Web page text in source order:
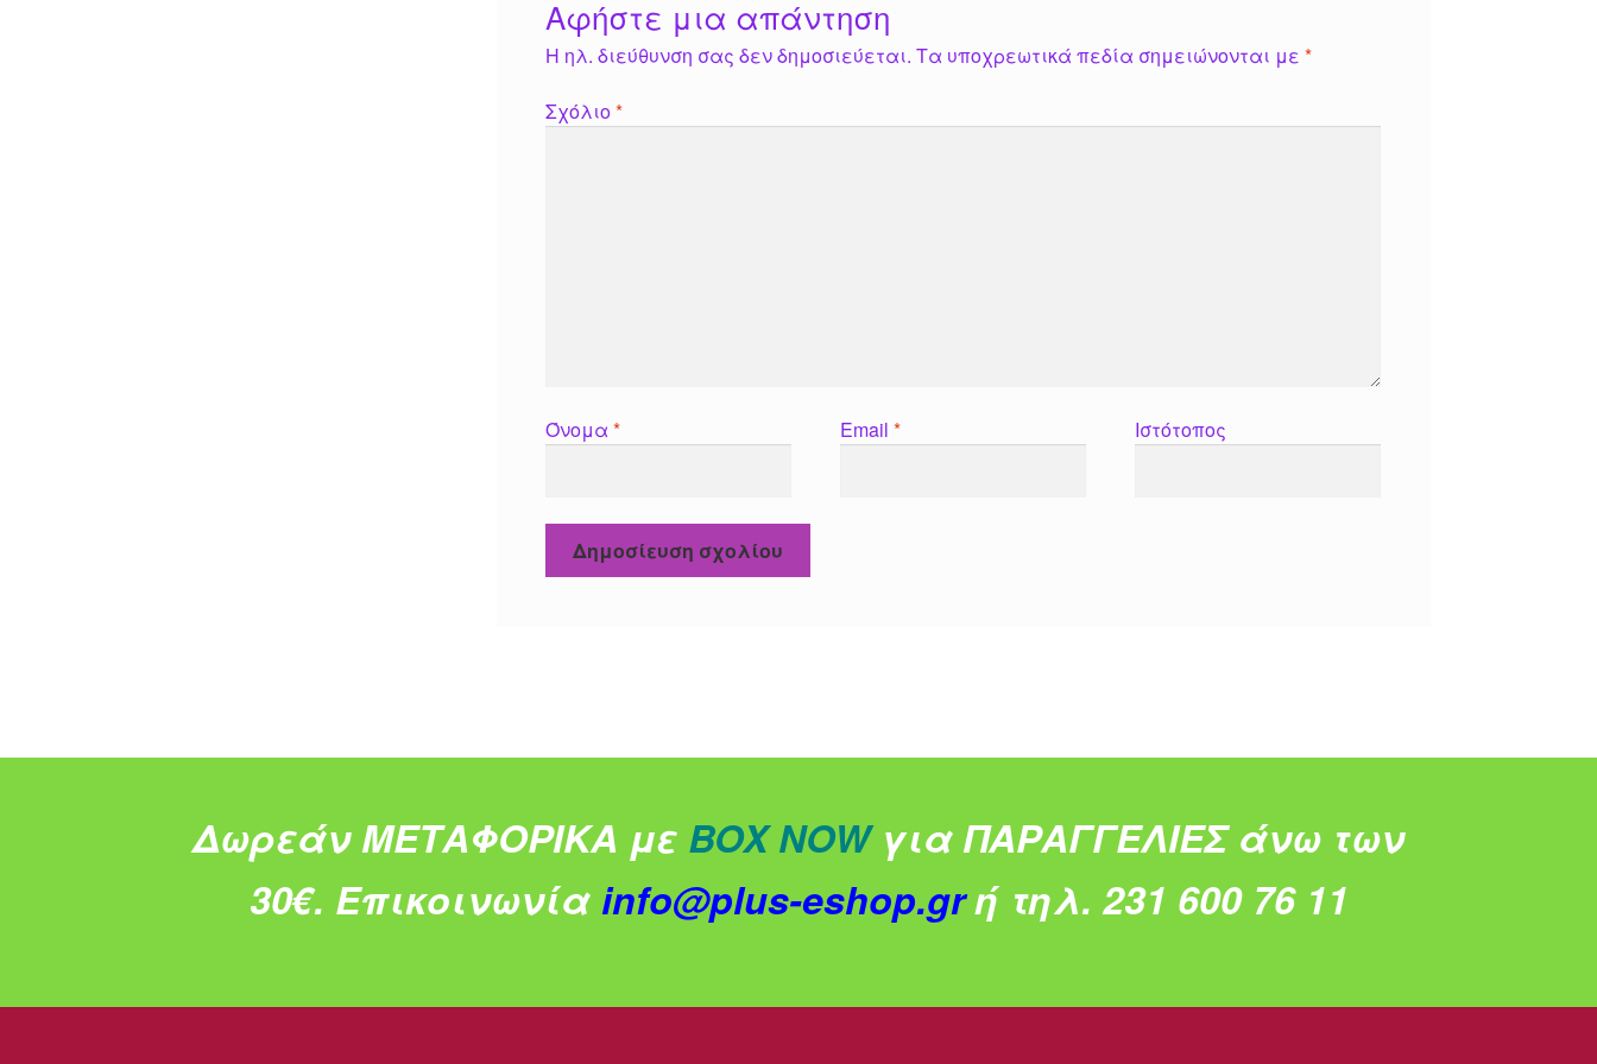
Αφήστε μια απάντηση
Η ηλ. διεύθυνση σας δεν δημοσιεύεται. Τα υποχρεωτικά πεδία σημειώνονται με*
Σχόλιο*
Όνομα* Email* Ιστότοπος
Δωρεάν ΜΕΤΑΦΟΡΙΚΑ με BOX NOW για ΠΑΡΑΓΓΕΛΙΕΣ άνω των
30€. Επικοινωνία info@plus-eshop.grή τηλ. 231 600 76 11